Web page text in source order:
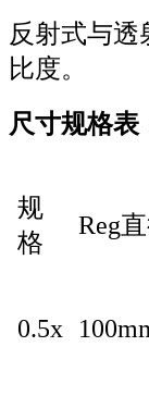
反射式与透
比度。
尺寸规格表
规
格
Reg
0.5x